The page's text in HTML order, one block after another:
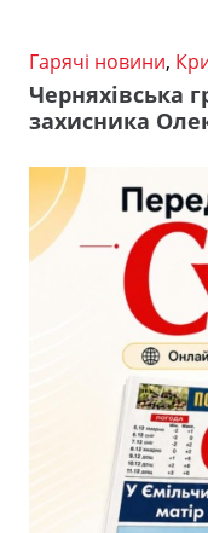
Гарячі новини,
Черняхівська
захисника